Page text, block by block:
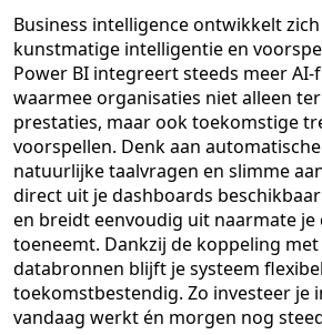
Business intelligence ontwikkelt
kunstmatige intelligentie en
Power BI integreert steeds meer
waarmee organisaties niet alleen
prestaties, maar ook toekomstige
voorspellen. Denk aan
natuurlijke taalvragen en slimme
direct uit je dashboards
en breidt eenvoudig uit naarmate je
toeneemt. Dankzij de koppeling
databronnen blijft je systeem
toekomstbestendig. Zo investeer je
vandaag werkt én morgen nog